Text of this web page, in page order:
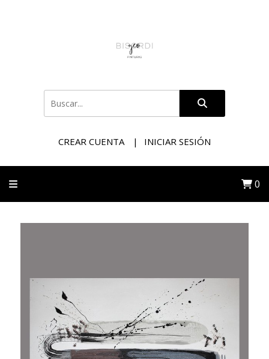
CREAR CUENTA INICIAR SESIÓN
0